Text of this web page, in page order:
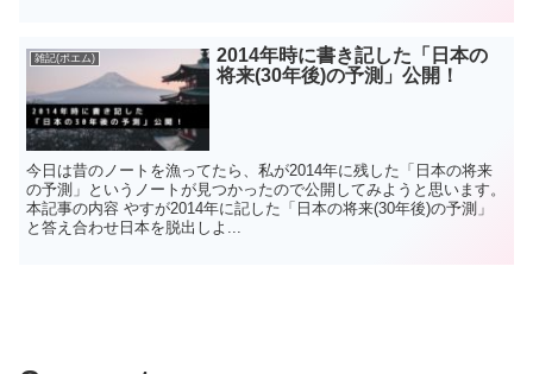
雑記(ポエム)
2014年時に書き記した「日本の
将来(30年後)の予測」公開！
今日は昔のノートを漁ってたら、私が2014年に残した「日本の将来
の予測」というノートが見つかったので公開してみようと思います。
本記事の内容 やすが2014年に記した「日本の将来(30年後)の予測」
と答え合わせ日本を脱出しよ...